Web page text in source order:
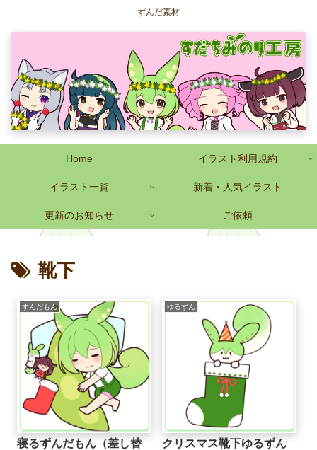
ずんだ素材
Home イラスト利用規約
イラスト一覧 新着・人気イラスト
更新のお知らせ ご依頼
靴下
ずんだもん
寝るずんだもん（差し替
ゆるずん
クリスマス靴下ゆるずん